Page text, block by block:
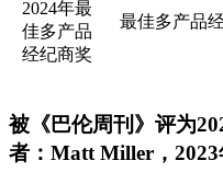
最佳多产品
被《巴伦周刊》评为
者：Matt Miller，2023